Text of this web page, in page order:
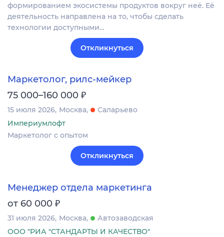
формированием экосистемы продуктов вокруг неё. Её
деятельность направлена на то, чтобы сделать
технологии доступными…
Откликнуться
Маркетолог, рилс-мейкер
75 000–160 000 ₽
15 июля 2026 Москва
Саларьево
Империумлофт
Маркетолог с опытом
Откликнуться
Менеджер отдела маркетинга
от 60 000 ₽
31 июля 2026 Москва
Автозаводская
ООО "РИА "СТАНДАРТЫ И КАЧЕСТВО"